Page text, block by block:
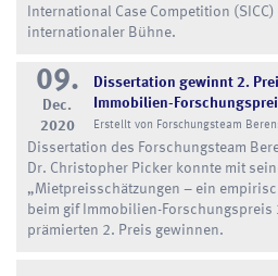
International Case Competition
internationaler Bühne.
09.
Dec.
2020
Dissertation gewinnt 2.
Immobilien-
Erstellt von Forschungsteam
Dissertation des Forschungsteam
Dr. Christopher Picker konnte mit
„Mietpreisschätzungen – ein
beim gif Immobilien-
prämierten 2. Preis gewinnen.